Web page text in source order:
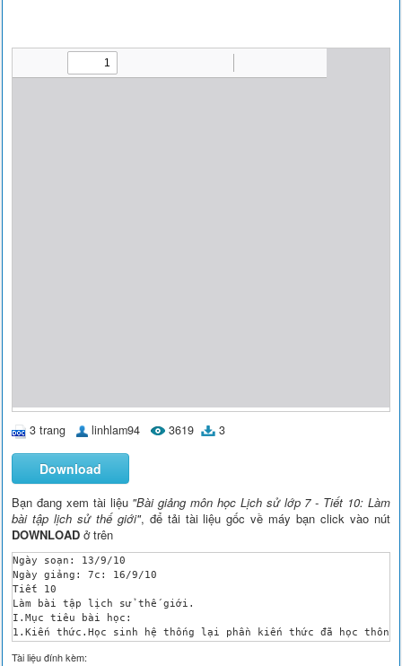
3 trang linhlam94 3619 3
Download
Bạn đang xem tài liệu "Bài giảng môn học Lịch sử lớp 7 - Tiết 10: Làm
bài tập lịch sử thế giới", để tải tài liệu gốc về máy bạn click vào nút
DOWNLOAD ở trên
Ngày soạn: 13/9/10
Ngày giảng: 7c: 16/9/10
Tiết 10
Làm bài tập lịch sử thế giới.
I.Mục tiêu bài học:
1.Kiến thức.Học sinh hệ thống lại phần kiến thức đã học
2.Kĩ năng. Rèn kĩ năng lập bảng niên biểu, kĩ năng phân tích,
3.Thái độ. Giáo dục tư tưởng, đạo đức cho học sinh, lòng
Tài liệu đính kèm: